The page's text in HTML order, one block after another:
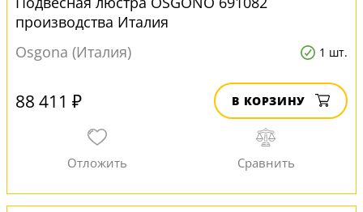
производства Италия
Osgona (Италия)
1 шт.
88 411 ₽ В КОРЗИНУ